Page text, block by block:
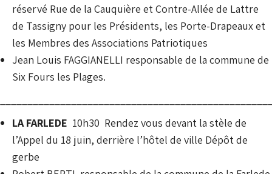
réservé Rue de la Cauquière et Contre-Allée de Lattre
de Tassigny pour les Présidents, les Porte-Drapeaux et
les Membres des Associations Patriotiques
Jean Louis FAGGIANELLI responsable de la commune de
Six Fours les Plages.
LA FARLEDE 10h30 Rendez vous devant la stèle de
l’Appel du 18 juin, derrière l’hôtel de ville Dépôt de
gerbe